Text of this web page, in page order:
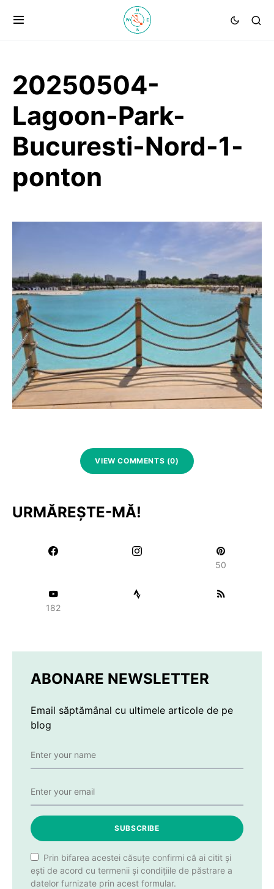
20250504-
Lagoon-Park-
Bucuresti-Nord-1-
ponton
VIEW COMMENTS (0)
URMĂREȘTE-MĂ!
50
182
ABONARE NEWSLETTER
Email săptămânal cu ultimele articole de pe
blog
SUBSCRIBE
Prin bifarea acestei căsuțe confirmi că ai citit și
ești de acord cu termenii și condițiile de păstrare a
datelor furnizate prin acest formular.